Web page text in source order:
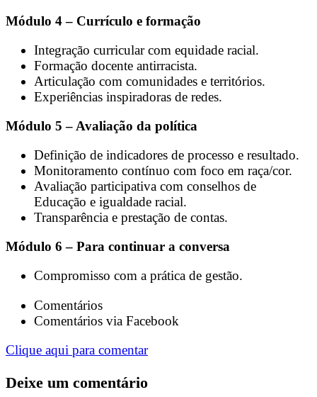
Módulo 4 – Currículo e formação
Integração curricular com equidade racial.
Formação docente antirracista.
Articulação com comunidades e territórios.
Experiências inspiradoras de redes.
Módulo 5 – Avaliação da política
Definição de indicadores de processo e resultado.
Monitoramento contínuo com foco em raça/cor.
Avaliação participativa com conselhos de
Educação e igualdade racial.
Transparência e prestação de contas.
Módulo 6 – Para continuar a conversa
Compromisso com a prática de gestão.
Comentários
Comentários via Facebook
Clique aqui para comentar
Deixe um comentário